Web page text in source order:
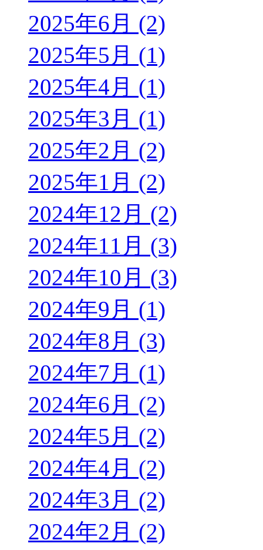
2025年6月 (2)
2025年5月 (1)
2025年4月 (1)
2025年3月 (1)
2025年2月 (2)
2025年1月 (2)
2024年12月 (2)
2024年11月 (3)
2024年10月 (3)
2024年9月 (1)
2024年8月 (3)
2024年7月 (1)
2024年6月 (2)
2024年5月 (2)
2024年4月 (2)
2024年3月 (2)
2024年2月 (2)